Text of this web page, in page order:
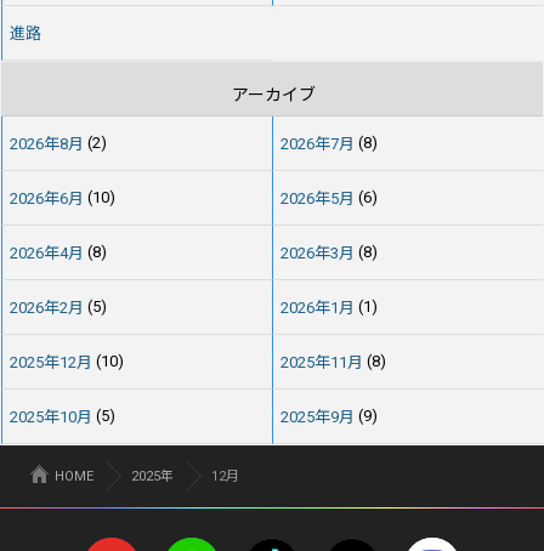
進路
アーカイブ
2026年8月 (2) 2026年7月 (8)
2026年6月 (10) 2026年5月 (6)
2026年4月 (8) 2026年3月 (8)
2026年2月 (5) 2026年1月 (1)
2025年12月 (10) 2025年11月 (8)
2025年10月 (5) 2025年9月 (9)
HOME 2025年 12月